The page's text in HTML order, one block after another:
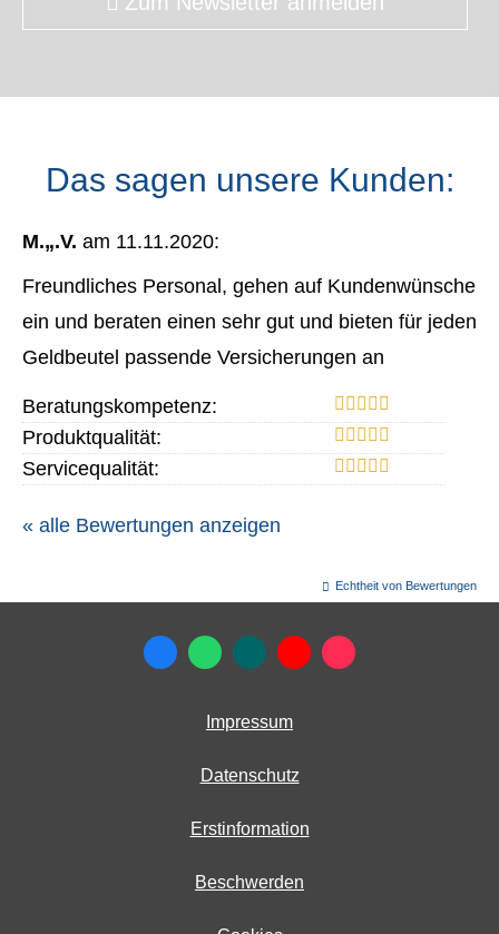
Das sagen unsere Kunden:
M.„.V. am 11.11.2020:
Freundliches Personal, gehen auf Kundenwünsche
ein und beraten einen sehr gut und bieten für jeden
Geldbeutel passende Versicherungen an
Beratungskompetenz:
Produktqualität:
Servicequalität:
« alle Bewertungen anzeigen
Echtheit von Bewertungen
Impressum
Datenschutz
Erstinformation
Beschwerden